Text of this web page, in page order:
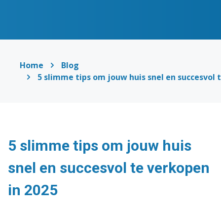
Home
Blog
5 slimme tips om jouw huis snel en succesvol
5 slimme tips om jouw huis
snel en succesvol te verkopen
in 2025